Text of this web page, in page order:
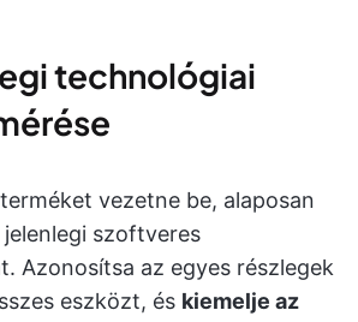
technológiai
vezetne be, alaposan
szoftveres
Azonosítsa az egyes részlegek
eszközt, és kiemelje az